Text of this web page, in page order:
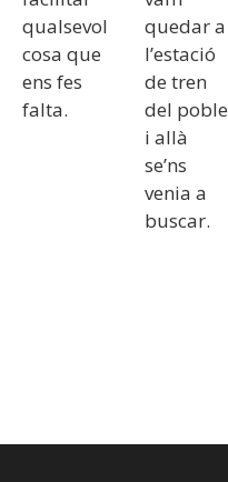
qualsevol
cosa que
ens fes
falta.
quedar a
l’estació
de tren
del poble
i allà
se’ns
venia a
buscar.